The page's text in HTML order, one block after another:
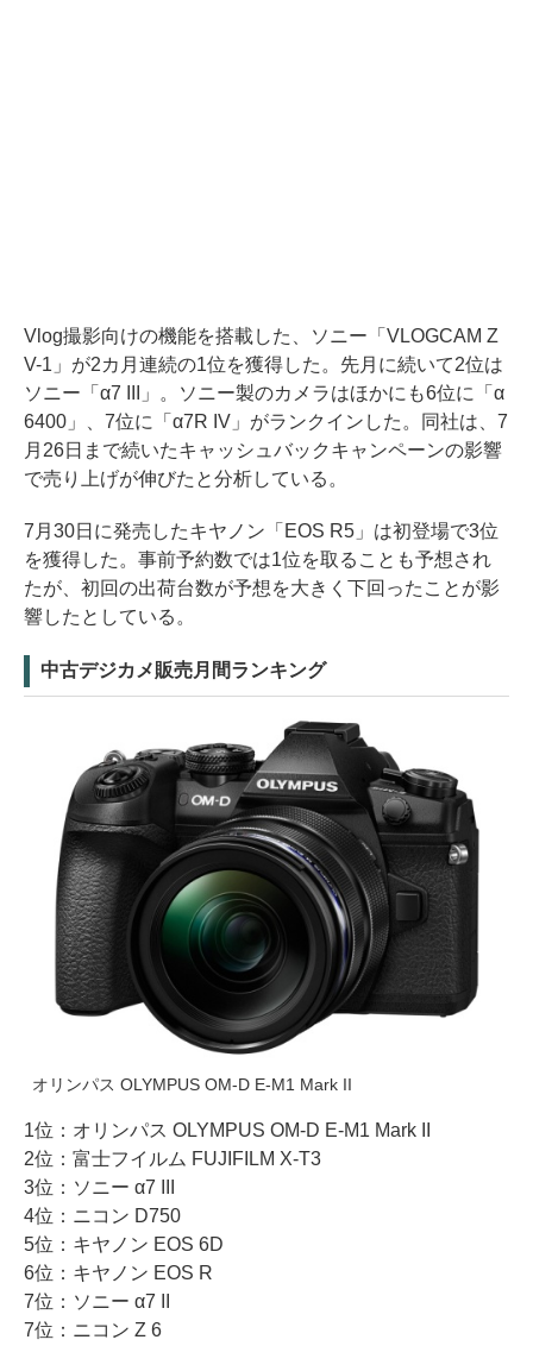
Vlog撮影向けの機能を搭載した、ソニー「VLOGCAM Z
V-1」が2カ月連続の1位を獲得した。先月に続いて2位は
ソニー「α7 III」。ソニー製のカメラはほかにも6位に「α
6400」、7位に「α7R IV」がランクインした。同社は、7
月26日まで続いたキャッシュバックキャンペーンの影響
で売り上げが伸びたと分析している。
7月30日に発売したキヤノン「EOS R5」は初登場で3位
を獲得した。事前予約数では1位を取ることも予想され
たが、初回の出荷台数が予想を大きく下回ったことが影
響したとしている。
中古デジカメ販売月間ランキング
オリンパス OLYMPUS OM-D E-M1 Mark II
1位：オリンパス OLYMPUS OM-D E-M1 Mark II
2位：富士フイルム FUJIFILM X-T3
3位：ソニー α7 III
4位：ニコン D750
5位：キヤノン EOS 6D
6位：キヤノン EOS R
7位：ソニー α7 II
7位：ニコン Z 6